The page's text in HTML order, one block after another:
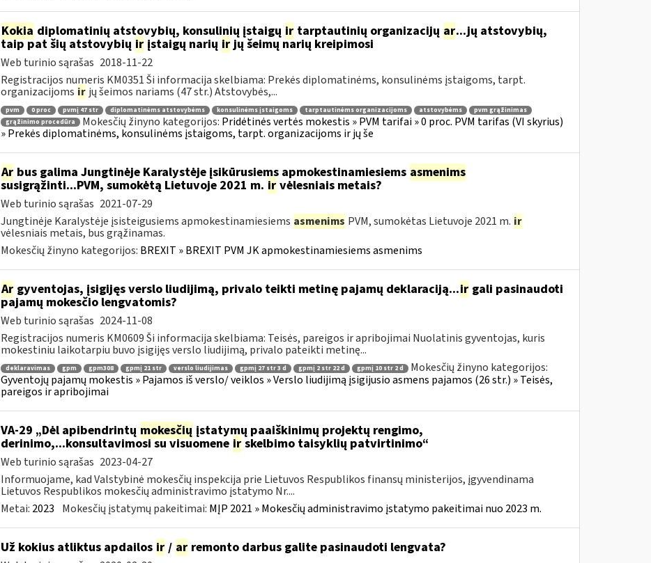
Kokia diplomatinių atstovybių, konsulinių įstaigų irtarptautinių organizacijų ar...jų atstovybių,
taip pat šių atstovybių irįstaigų narių irjų šeimų narių kreipimosi
Web turinio sąrašas 2018-11-22
Registracijos numeris KM0351 Ši informacija skelbiama: Prekės diplomatinėms, konsulinėms įstaigoms, tarpt.
organizacijoms ir jų šeimos nariams (47 str.) Atstovybės,...
pvm 0 proc pvmį 47 str diplomatinėms atstovybėms konsulinėms įstaigoms tarptautinėms organizacijoms atstovybėms
pvm grąžinimas
grąžinimo procedūra
Mokesčių žinyno kategorijos: Pridėtinės vertės mokestis » PVM tarifai » 0 proc. PVM tarifas (VI skyrius)
» Prekės diplomatinėms, konsulinėms įstaigoms, tarpt. organizacijoms ir jų še
Arbus galima Jungtinėje Karalystėje įsikūrusiems apmokestinamiesiems asmenims
susigrąžinti...PVM, sumokėtą Lietuvoje 2021 m. irvėlesniais metais?
Web turinio sąrašas 2021-07-29
Jungtinėje Karalystėje įsisteigusiems apmokestinamiesiems asmenims PVM, sumokėtas Lietuvoje 2021 m. ir
vėlesniais metais, bus grąžinamas.
Mokesčių žinyno kategorijos: BREXIT » BREXIT PVM JK apmokestinamiesiems asmenims
Argyventojas, įsigijęs verslo liudijimą, privalo teikti metinę pajamų deklaraciją...irgali pasinaudoti
pajamų mokesčio lengvatomis?
Web turinio sąrašas 2024-11-08
Registracijos numeris KM0609 Ši informacija skelbiama: Teisės, pareigos ir apribojimai Nuolatinis gyventojas, kuris
mokestiniu laikotarpiu buvo įsigijęs verslo liudijimą, privalo pateikti metinę...
deklaravimas gpm gpm308 gpmį 21 str verslo liudijimas gpmį 27 str 3 d gpmį 2 str 22 d gpmį 10 str 2 d
Mokesčių žinyno kategorijos:
Gyventojų pajamų mokestis » Pajamos iš verslo/ veiklos » Verslo liudijimą įsigijusio asmens pajamos (26 str.) » Teisės,
pareigos ir apribojimai
VA-29 „Dėl apibendrintų mokesčių įstatymų paaiškinimų projektų rengimo,
derinimo,...konsultavimosi su visuomene irskelbimo taisyklių patvirtinimo“
Web turinio sąrašas 2023-04-27
Informuojame, kad Valstybinė mokesčių inspekcija prie Lietuvos Respublikos finansų ministerijos, įgyvendinama
Lietuvos Respublikos mokesčių administravimo įstatymo Nr....
Metai: 2023 Mokesčių įstatymų pakeitimai: MĮP 2021 » Mokesčių administravimo įstatymo pakeitimai nuo 2023 m.
Už kokius atliktus apdailos ir/ arremonto darbus galite pasinaudoti lengvata?